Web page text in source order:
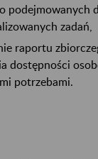
podejmowanych
zadań,
raportu
dostępności
potrzebami.